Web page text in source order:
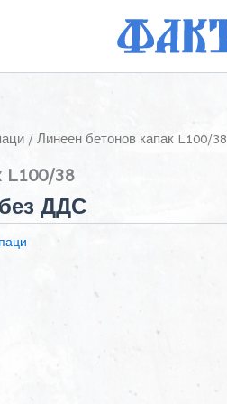
/ Линеен бетонов капак L100/38
L100/38
ДДС